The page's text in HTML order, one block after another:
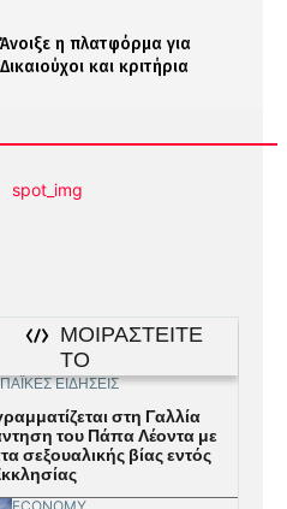
η πλατφόρμα για
και κριτήρια